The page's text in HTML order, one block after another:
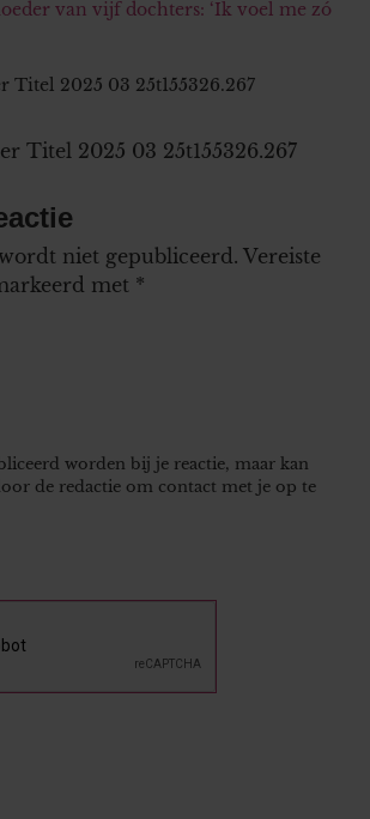
van vijf dochters: ‘Ik voel me zó
Titel 2025 03 25t155326.267
Titel 2025 03 25t155326.267
niet gepubliceerd. Vereiste
met *
worden bij je reactie, maar kan
de redactie om contact met je op te